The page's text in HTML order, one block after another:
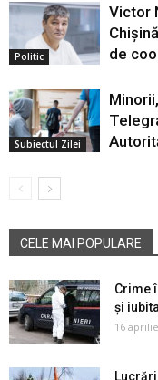
Politic
Victor
de
Subiectul Zilei
CELE MAI POPULARE
Crime
şi
16